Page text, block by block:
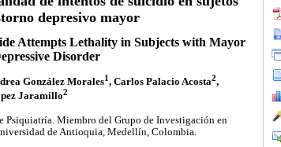
depresivo mayor
Attempts Lethality in Subjects with Mayor
Disorder
González Morales1 , Carlos Palacio Acosta2,
Jaramillo2
Psiquiatría. Miembro del Grupo de Investigación en
de Antioquia, Medellín, Colombia.